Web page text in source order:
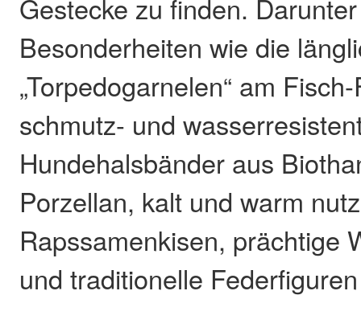
Gestecke zu finden.
Besonderheiten wie die
„Torpedogarnelen“ am
schmutz- und
Hundehalsbänder aus
Porzellan, kalt und warm
Rapssamenkisen, prächtige
und traditionelle